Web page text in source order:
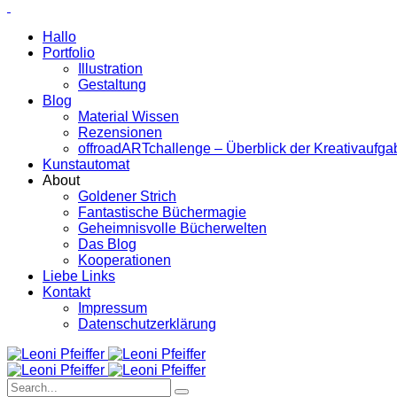
Hallo
Portfolio
Illustration
Gestaltung
Blog
Material Wissen
Rezensionen
offroadARTchallenge – Überblick der
Kunstautomat
About
Goldener Strich
Fantastische Büchermagie
Geheimnisvolle Bücherwelten
Das Blog
Kooperationen
Liebe Links
Kontakt
Impressum
Datenschutzerklärung